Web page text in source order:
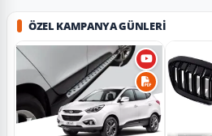
ÖZEL KAMPANYA GÜNLERI